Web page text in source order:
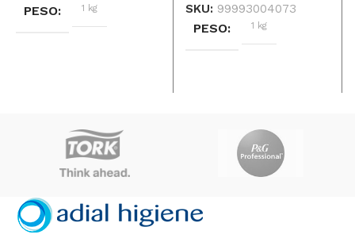
PESO 1 kg
MARCAS 3M
TAMAÑO DISCO
SKU: 99993004073
PESO 1 kg
MARCAS 3M
FORMATO